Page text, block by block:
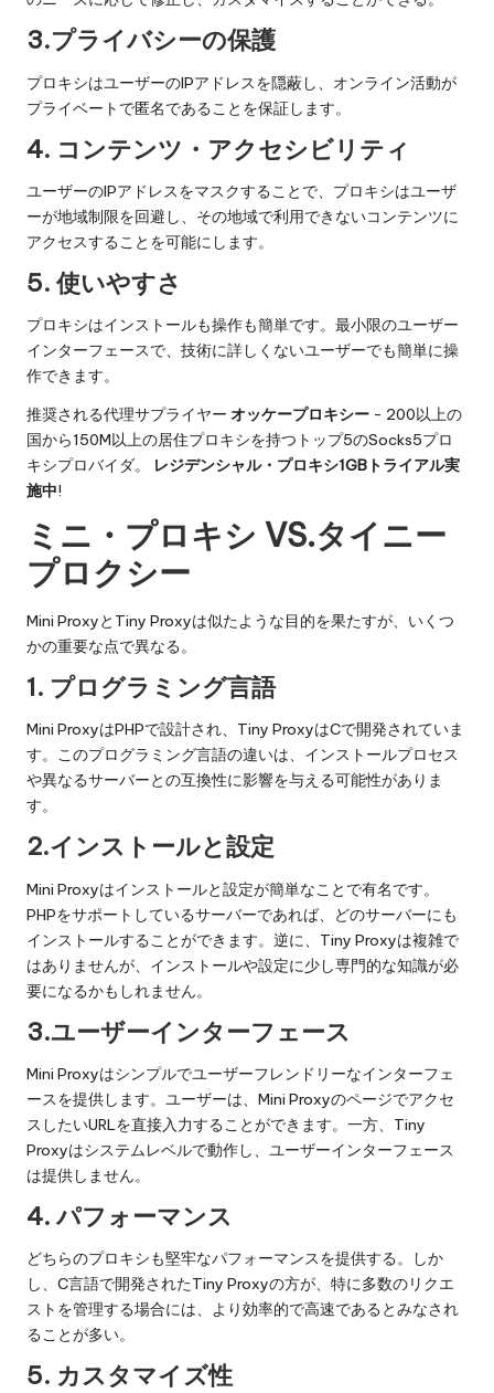
3.プライバシーの保護
プロキシはユーザーのIPアドレスを隠蔽し、オンライン活動が
プライベートで匿名であることを保証します。
4. コンテンツ・アクセシビリティ
ユーザーのIPアドレスをマスクすることで、プロキシはユーザ
ーが地域制限を回避し、その地域で利用できないコンテンツに
アクセスすることを可能にします。
5. 使いやすさ
プロキシはインストールも操作も簡単です。最小限のユーザー
インターフェースで、技術に詳しくないユーザーでも簡単に操
作できます。
推奨される代理サプライヤー オッケープロキシー - 200以上の
国から150M以上の居住プロキシを持つトップ5のSocks5プロ
キシプロバイダ。
レジデンシャル・プロキシ1GBトライアル実
施中!
ミニ・プロキシ VS.タイニー
プロクシー
Mini ProxyとTiny Proxyは似たような目的を果たすが、いくつ
かの重要な点で異なる。
1. プログラミング言語
Mini ProxyはPHPで設計され、Tiny ProxyはCで開発されていま
す。このプログラミング言語の違いは、インストールプロセス
や異なるサーバーとの互換性に影響を与える可能性がありま
す。
2.インストールと設定
Mini Proxyはインストールと設定が簡単なことで有名です。
PHPをサポートしているサーバーであれば、どのサーバーにも
インストールすることができます。逆に、Tiny Proxyは複雑で
はありませんが、インストールや設定に少し専門的な知識が必
要になるかもしれません。
3.ユーザーインターフェース
Mini Proxyはシンプルでユーザーフレンドリーなインターフェ
ースを提供します。ユーザーは、Mini Proxyのページでアクセ
スしたいURLを直接入力することができます。一方、Tiny
Proxyはシステムレベルで動作し、ユーザーインターフェース
は提供しません。
4.パフォーマンス
どちらのプロキシも堅牢なパフォーマンスを提供する。しか
し、C言語で開発されたTiny Proxyの方が、特に多数のリクエ
ストを管理する場合には、より効率的で高速であるとみなされ
ることが多い。
5. カスタマイズ性